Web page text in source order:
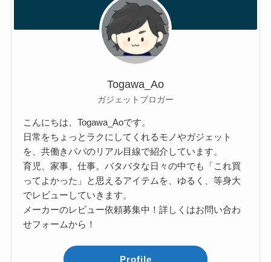
Togawa_Ao
ガジェットブロガー
こんにちは、Togawa_Aoです。
日常をちょっとラクにしてくれるモノやガジェット
を、共働きパパのリアル目線で紹介しています。
育児、家事、仕事。バタバタな日々の中でも「これ買
ってよかった」と思えるアイテムを、ゆるく、等身大
でレビューしていきます。
メーカーのレビュー依頼募集中！詳しくはお問い合わ
せフォームから！
Profile